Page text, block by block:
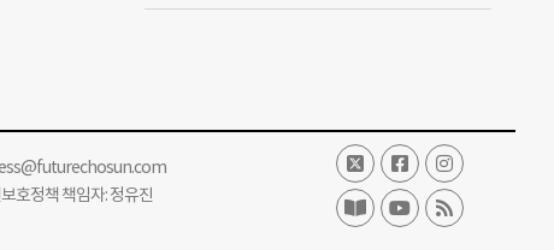
정책 책임자: 정유진